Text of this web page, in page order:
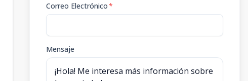
Correo Electrónico*
Mensaje